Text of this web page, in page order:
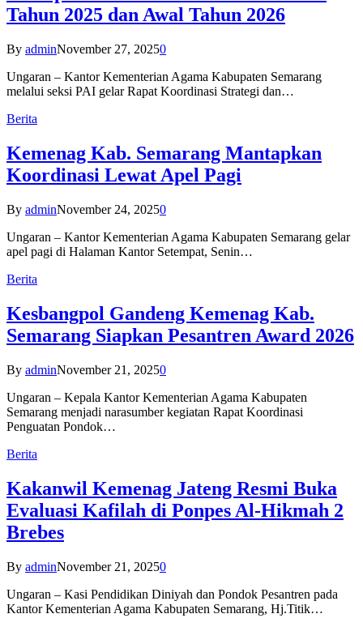
Tahun 2025 dan Awal Tahun 2026
By adminNovember 27, 20250
Ungaran – Kantor Kementerian Agama Kabupaten Semarang
melalui seksi PAI gelar Rapat Koordinasi Strategi dan…
Berita
Kemenag Kab. Semarang Mantapkan
Koordinasi Lewat Apel Pagi
By adminNovember 24, 20250
Ungaran – Kantor Kementerian Agama Kabupaten Semarang gelar
apel pagi di Halaman Kantor Setempat, Senin…
Berita
Kesbangpol Gandeng Kemenag Kab.
Semarang Siapkan Pesantren Award 2026
By adminNovember 21, 20250
Ungaran – Kepala Kantor Kementerian Agama Kabupaten
Semarang menjadi narasumber kegiatan Rapat Koordinasi
Penguatan Pondok…
Berita
Kakanwil Kemenag Jateng Resmi Buka
Evaluasi Kafilah di Ponpes Al-Hikmah 2
Brebes
By adminNovember 21, 20250
Ungaran – Kasi Pendidikan Diniyah dan Pondok Pesantren pada
Kantor Kementerian Agama Kabupaten Semarang, Hj.Titik…